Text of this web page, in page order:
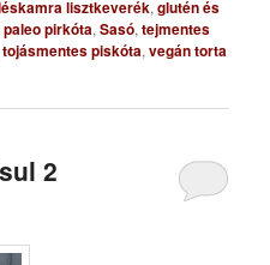
lisztkeverék,glutén és
paleo pirkóta,Sasó,tejmentes
tojásmentes piskóta,vegán torta
2